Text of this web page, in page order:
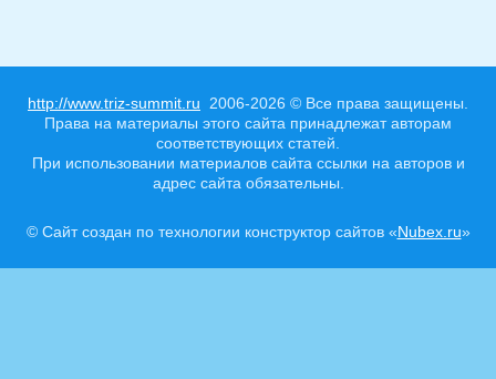
http://www.triz-summit.ru 2006-2026 © Все права защищены.
Права на материалы этого сайта принадлежат авторам
соответствующих статей.
При использовании материалов сайта ссылки на авторов и
адрес сайта обязательны.
© Сайт создан по технологии конструктор сайтов «Nubex.ru»